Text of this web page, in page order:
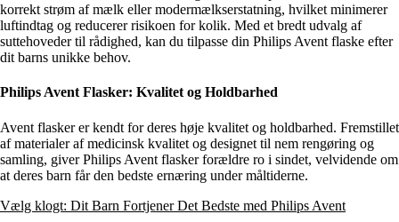
korrekt strøm af mælk eller modermælkserstatning, hvilket minimerer
luftindtag og reducerer risikoen for kolik. Med et bredt udvalg af
suttehoveder til rådighed, kan du tilpasse din Philips Avent flaske efter
dit barns unikke behov.
Philips Avent Flasker: Kvalitet og Holdbarhed
Avent flasker er kendt for deres høje kvalitet og holdbarhed. Fremstillet
af materialer af medicinsk kvalitet og designet til nem rengøring og
samling, giver Philips Avent flasker forældre ro i sindet, velvidende om
at deres barn får den bedste ernæring under måltiderne.
Vælg klogt: Dit Barn Fortjener Det Bedste med Philips Avent